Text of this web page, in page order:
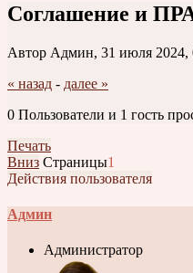
Соглашение и
Автор Админ, 31 июля 2024,
« назад - далее »
0 Пользователи и 1 гость
Печать
Вниз Страницы1
Действия пользователя
Админ
Администратор